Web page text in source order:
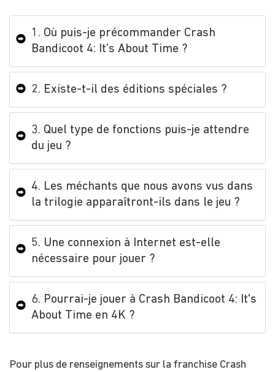
1. Où puis-je précommander Crash
Bandicoot 4: It’s About Time ?
2. Existe-t-il des éditions spéciales ?
3. Quel type de fonctions puis-je attendre
du jeu ?
4. Les méchants que nous avons vus dans
la trilogie apparaîtront-ils dans le jeu ?
5. Une connexion à Internet est-elle
nécessaire pour jouer ?
6. Pourrai-je jouer à Crash Bandicoot 4: It's
About Time en 4K ?
Pour plus de renseignements sur la franchise Crash